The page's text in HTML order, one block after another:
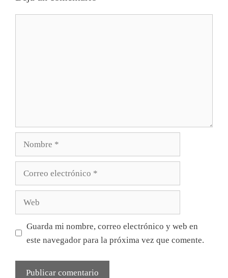
Guarda mi nombre, correo electrónico y web en
este navegador para la próxima vez que comente.